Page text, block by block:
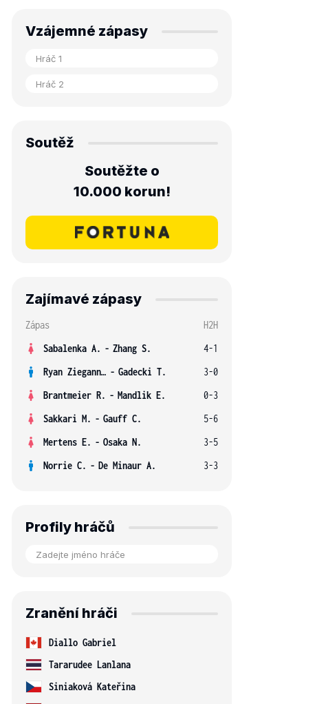
Vzájemné zápasy
Soutěž
Soutěžte o
10.000 korun!
Zajímavé zápasy
Zápas
H2H
Sabalenka A. - Zhang S.
4-1
Ryan Ziegann S. - Gadecki T.
3-0
Brantmeier R. - Mandlik E.
0-3
Sakkari M. - Gauff C.
5-6
Mertens E. - Osaka N.
3-5
Norrie C. - De Minaur A. 3-3
Profily hráčů
Zranění hráči
Diallo Gabriel
Tararudee Lanlana
Siniaková Kateřina